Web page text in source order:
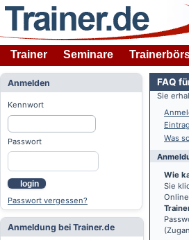
Trainer Seminare
Anmelden
Kennwort
Passwort
login
Passwort vergessen?
Anmeldung bei Trainer.de
FAQ
Sie
Was
Wie
Sie